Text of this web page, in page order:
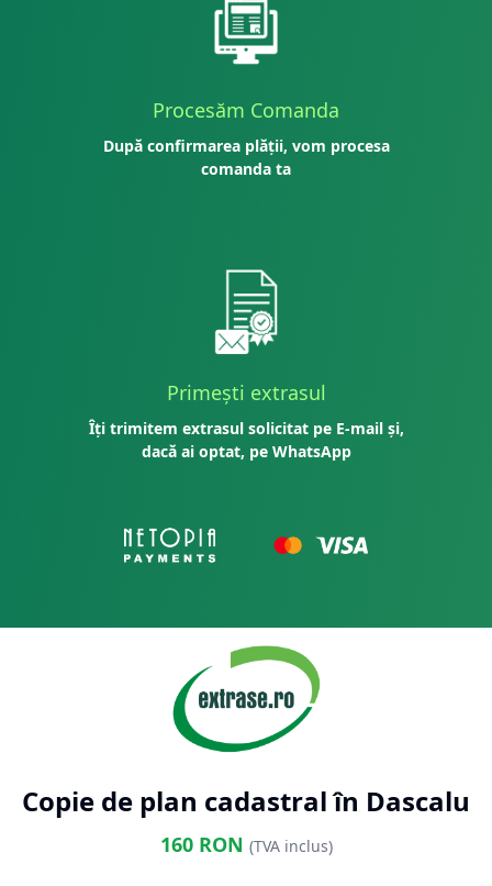
Procesăm Comanda
După confirmarea plății, vom procesa
comanda ta
Primești extrasul
Îți trimitem extrasul solicitat pe E-mail și,
dacă ai optat, pe WhatsApp
Copie de plan cadastral în Dascalu
160RON (TVA inclus)